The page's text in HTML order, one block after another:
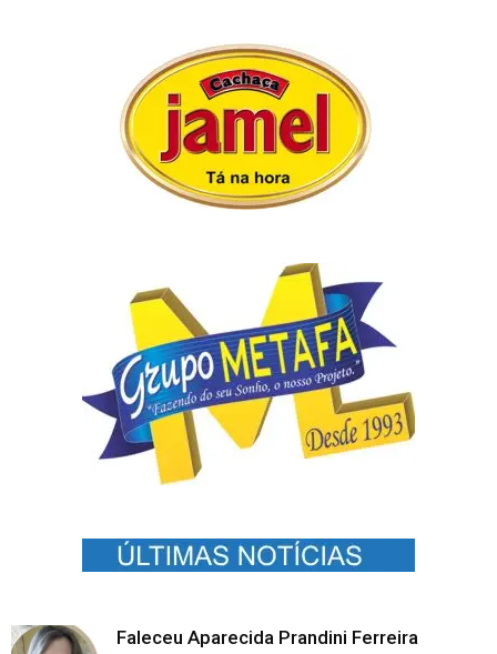
Faleceu Aparecida Prandini Ferreira